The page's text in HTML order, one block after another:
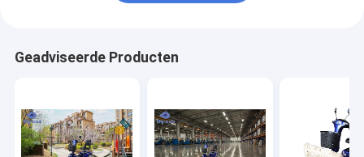
Geadviseerde Producten